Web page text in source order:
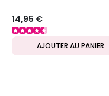
14,95 €
AJOUTER AU PANIER